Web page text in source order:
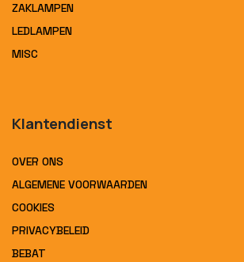
ZAKLAMPEN
LEDLAMPEN
MISC
Klantendienst
OVER ONS
ALGEMENE VOORWAARDEN
COOKIES
PRIVACYBELEID
BEBAT